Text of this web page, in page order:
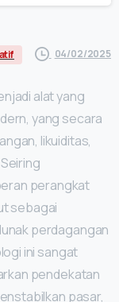
04/02/2025
alat yang
yang secara
likuiditas,
perangkat
sebagai
perdagangan
ini sangat
pendekatan
pasar,